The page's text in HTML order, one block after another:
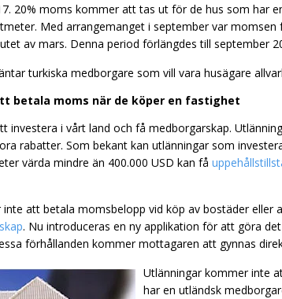
20% moms kommer att tas ut för de hus som har
Med arrangemanget i september var momsen
av mars. Denna period förlängdes till september
turkiska medborgare som vill vara husägare
betala moms när de köper en fastighet
investera i vårt land och få medborgarskap.
rabatter. Som bekant kan utlänningar som
värda mindre än 400.000 USD kan få
att betala momsbelopp vid köp av bostäder eller
. Nu introduceras en ny applikation för att göra
förhållanden kommer mottagaren att gynnas
Utlänningar kommer inte
har en utländsk